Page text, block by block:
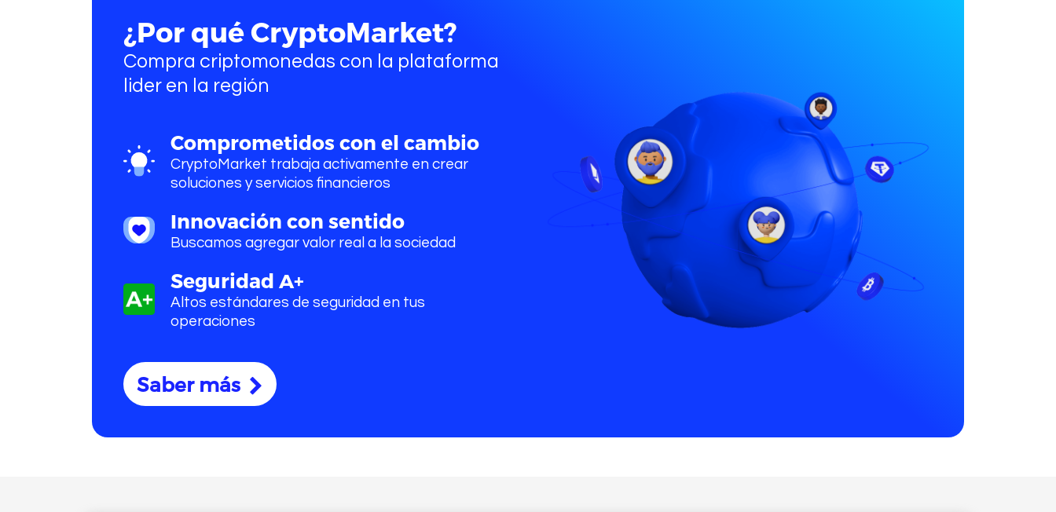
¿Por qué CryptoMarket?
Compra criptomonedas con la plataforma
lider en la región
Comprometidos con el cambio
CryptoMarket trabaja activamente en crear
soluciones y servicios financieros
Innovación con sentido
Buscamos agregar valor real a la sociedad
Seguridad A+
Altos estándares de seguridad en tus
operaciones
Saber más